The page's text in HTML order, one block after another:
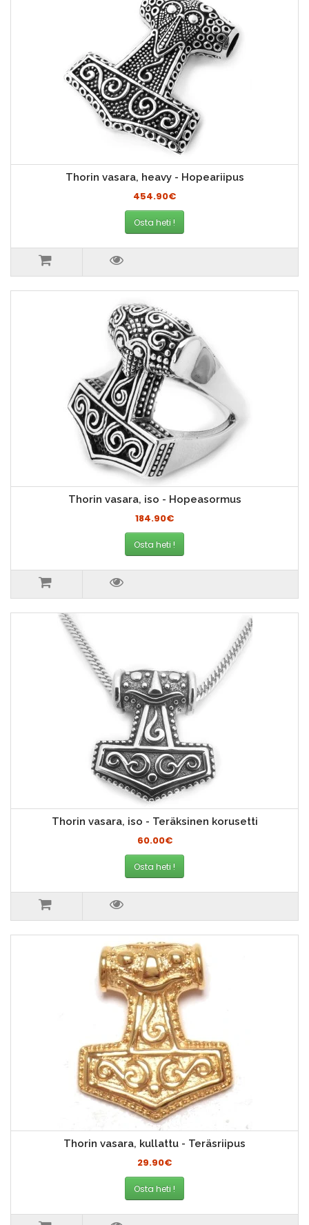
Thorin vasara, heavy - Hopeariipus
454.90€
Osta heti !
Thorin vasara, iso - Hopeasormus
184.90€
Osta heti !
Thorin vasara, iso - Teräksinen korusetti
60.00€
Osta heti !
Thorin vasara, kullattu - Teräsriipus
29.90€
Osta heti !